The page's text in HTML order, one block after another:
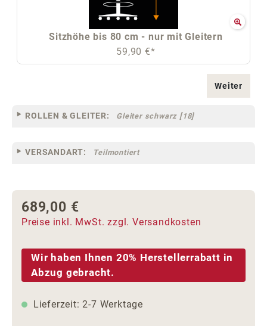
Sitzhöhe bis 80 cm - nur mit Gleitern
59,90 €*
Weiter
ROLLEN & GLEITER: Gleiter schwarz [18]
VERSANDART: Teilmontiert
Regulärer Preis:
689,00 €
Preise inkl. MwSt. zzgl. Versandkosten
Wir haben Ihnen 20% Herstellerrabatt in
Abzug gebracht.
Lieferzeit: 2-7 Werktage